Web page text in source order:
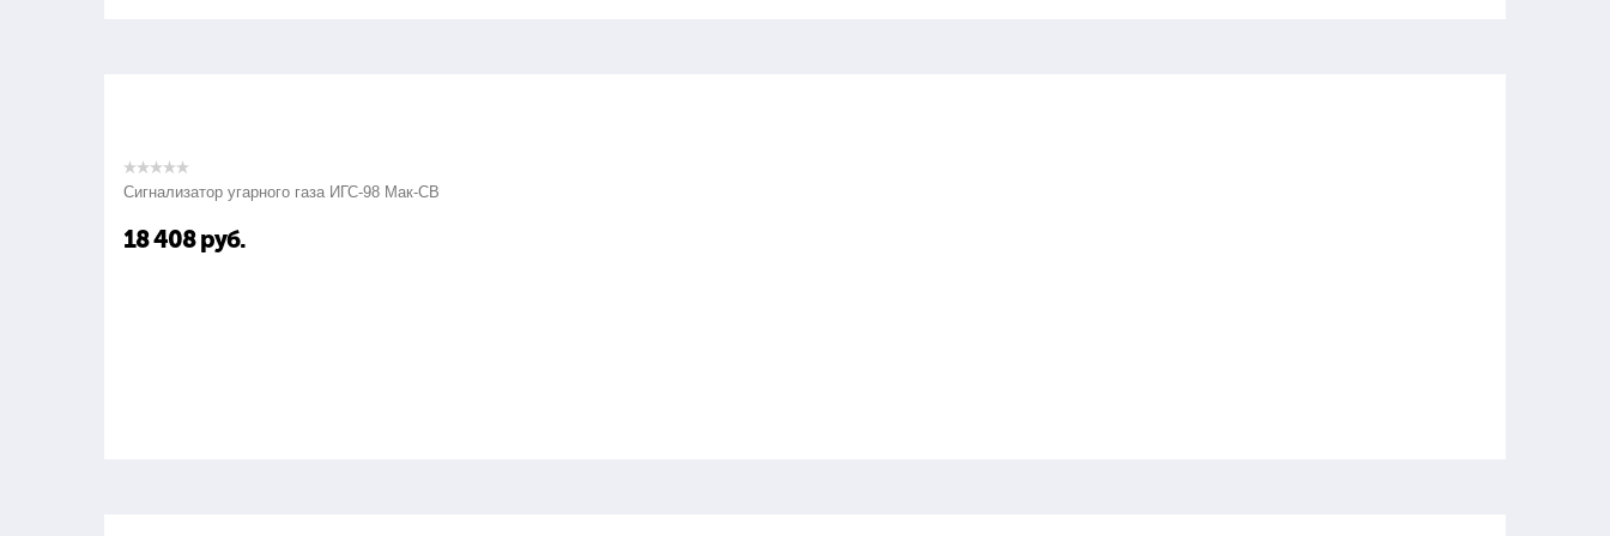
Сигнализатор угарного газа ИГС-98 Мак-СВ
18 408 руб.